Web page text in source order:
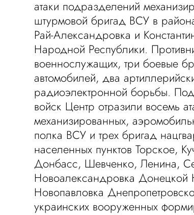
атаки подразделений
штурмовой бригад ВСУ в
Рай-Александровка и
Народной Республики.
военнослужащих, три боевые
автомобилей, два
радиоэлектронной борьбы.
войск Центр отразили восемь
механизированных,
полка ВСУ и трех бригад
населенных пунктов Торское,
Донбасс, Шевченко, Ленина,
Новоалександровка Донецкой
Новопавловка
украинских вооруженных